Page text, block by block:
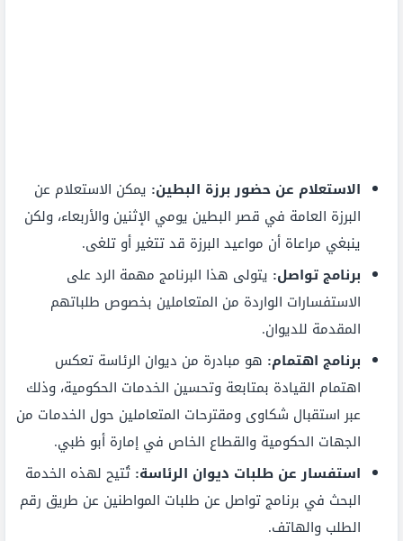
الاستعلام عن حضور برزة البطين: يمكن الاستعلام عن
البرزة العامة في قصر البطين يومي الإثنين والأربعاء، ولكن
ينبغي مراعاة أن مواعيد البرزة قد تتغير أو تلغى.
برنامج تواصل: يتولى هذا البرنامج مهمة الرد على
الاستفسارات الواردة من المتعاملين بخصوص طلباتهم
المقدمة للديوان.
برنامج اهتمام: هو مبادرة من ديوان الرئاسة تعكس
اهتمام القيادة بمتابعة وتحسين الخدمات الحكومية، وذلك
عبر استقبال شكاوى ومقترحات المتعاملين حول الخدمات من
الجهات الحكومية والقطاع الخاص في إمارة أبو ظبي.
استفسار عن طلبات ديوان الرئاسة: تُتيح لهذه الخدمة
البحث في برنامج تواصل عن طلبات المواطنين عن طريق رقم
الطلب والهاتف.